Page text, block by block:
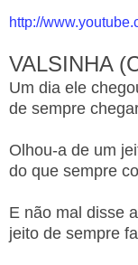
http://
VALSINHA
Um dia ele
de sempre
Olhou-a de um
do que sempre
E não mal disse
jeito de sempre